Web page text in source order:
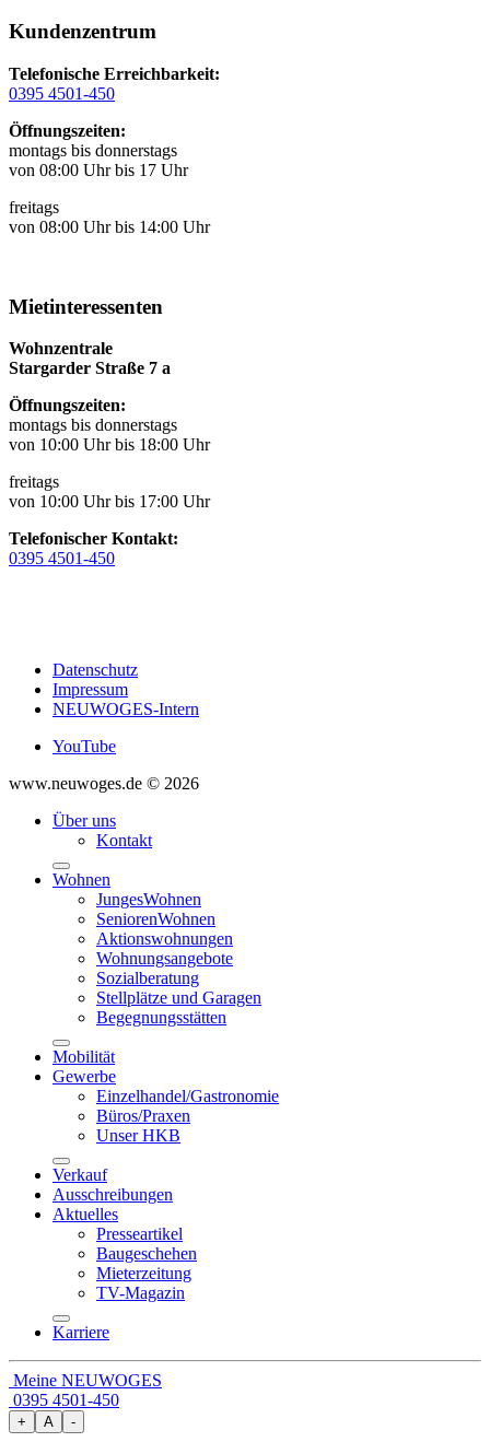
Kundenzentrum
Telefonische Erreichbarkeit:
0395 4501-450
Öffnungszeiten:
montags bis donnerstags
von 08:00 Uhr bis 17 Uhr
freitags
von 08:00 Uhr bis 14:00 Uhr
Mietinteressenten
Wohnzentrale
Stargarder Straße 7 a
Öffnungszeiten:
montags bis donnerstags
von 10:00 Uhr bis 18:00 Uhr
freitags
von 10:00 Uhr bis 17:00 Uhr
Telefonischer Kontakt:
0395 4501-450
Datenschutz
Impressum
NEUWOGES-Intern
YouTube
www.neuwoges.de © 2026
Über uns
Kontakt
Wohnen
JungesWohnen
SeniorenWohnen
Aktionswohnungen
Wohnungsangebote
Sozialberatung
Stellplätze und Garagen
Begegnungsstätten
Mobilität
Gewerbe
Einzelhandel/Gastronomie
Büros/Praxen
Unser HKB
Verkauf
Ausschreibungen
Aktuelles
Presseartikel
Baugeschehen
Mieterzeitung
TV-Magazin
Karriere
Meine NEUWOGES
0395 4501-450
+ A -